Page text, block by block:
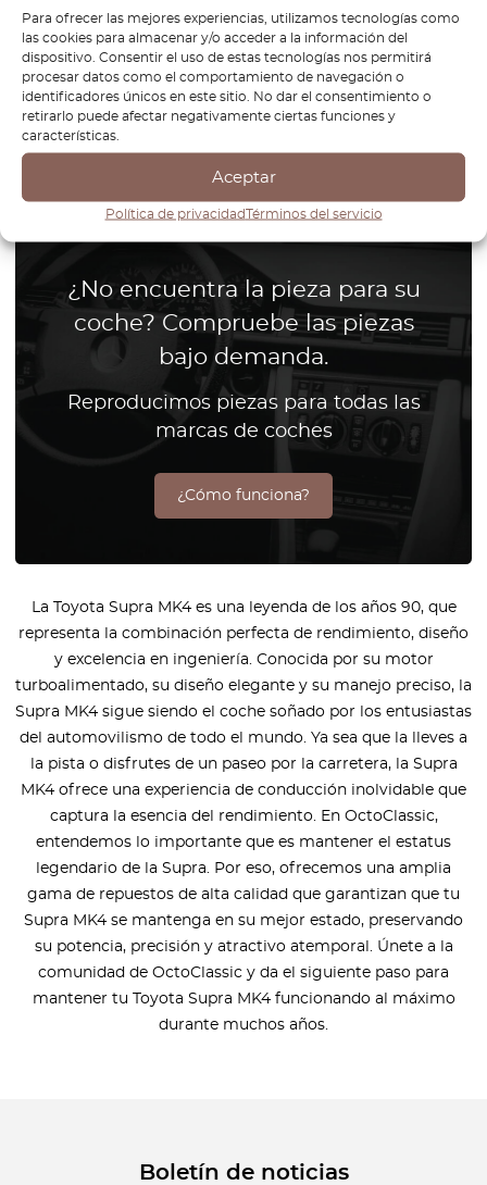
Para ofrecer las mejores experiencias, utilizamos tecnologías como
las cookies para almacenar y/o acceder a la información del
dispositivo. Consentir el uso de estas tecnologías nos permitirá
procesar datos como el comportamiento de navegación o
identificadores únicos en este sitio. No dar el consentimiento o
retirarlo puede afectar negativamente ciertas funciones y
características.
Aceptar
Política de privacidadTérminos del servicio
Página
1
¿No encuentra la pieza para su
coche? Compruebe las piezas
bajo demanda.
Reproducimos piezas para todas las
marcas de coches
¿Cómo funciona?
La Toyota Supra MK4 es una leyenda de los años 90, que
representa la combinación perfecta de rendimiento, diseño
y excelencia en ingeniería. Conocida por su motor
turboalimentado, su diseño elegante y su manejo preciso, la
Supra MK4 sigue siendo el coche soñado por los entusiastas
del automovilismo de todo el mundo. Ya sea que la lleves a
la pista o disfrutes de un paseo por la carretera, la Supra
MK4 ofrece una experiencia de conducción inolvidable que
captura la esencia del rendimiento. En OctoClassic,
entendemos lo importante que es mantener el estatus
legendario de la Supra. Por eso, ofrecemos una amplia
gama de repuestos de alta calidad que garantizan que tu
Supra MK4 se mantenga en su mejor estado, preservando
su potencia, precisión y atractivo atemporal. Únete a la
comunidad de OctoClassic y da el siguiente paso para
mantener tu Toyota Supra MK4 funcionando al máximo
durante muchos años.
Boletín de noticias